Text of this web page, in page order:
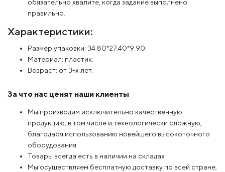
обязательно хвалите, когда задание выполнено
правильно.
Характеристики:
Размер упаковки: 34.80*27.40*9.90.
Материал: пластик.
Возраст: от 3-х лет.
За что нас ценят наши клиенты
Мы производим исключительно качественную
продукцию, в том числе и технологически сложную,
благодаря использованию новейшего высокоточного
оборудования
Товары всегда есть в наличии на складах
Мы осуществляем бесплатную доставку по всей стране,